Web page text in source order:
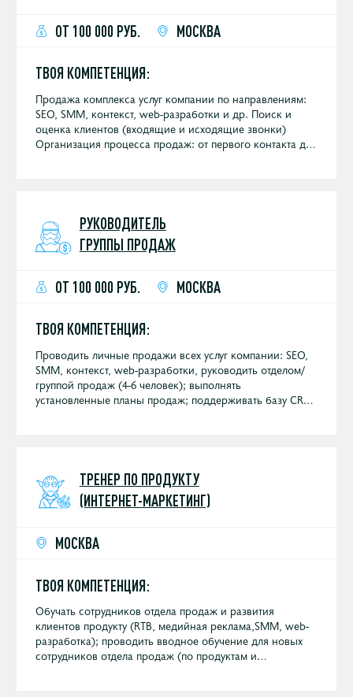
ОТ 100 000 РУБ. МОСКВА
ТВОЯ КОМПЕТЕНЦИЯ:
Продажа комплекса услуг компании по направлениям:
SEO, SMM, контекст, web-разработки и др. Поиск и
оценка клиентов (входящие и исходящие звонки)
Организация процесса продаж: от первого контакта до
состоянии Участие в выставках и конференциях
РУКОВОДИТЕЛЬ
ГРУППЫ ПРОДАЖ
ОТ 100 000 РУБ. МОСКВА
ТВОЯ КОМПЕТЕНЦИЯ:
Проводить личные продажи всех услуг компании: SEO,
SMM, контекст, web-разработки, руководить отделом/
группой продаж (4-6 человек); выполнять
установленные планы продаж; поддерживать базу CRM
ТРЕНЕР ПО ПРОДУКТУ
(ИНТЕРНЕТ-МАРКЕТИНГ)
МОСКВА
ТВОЯ КОМПЕТЕНЦИЯ:
Обучать сотрудников отдела продаж и развития
клиентов продукту (RTB, медийная реклама,SMM, web-
разработка); проводить вводное обучение для новых
сотрудников отдела продаж (по продуктам и